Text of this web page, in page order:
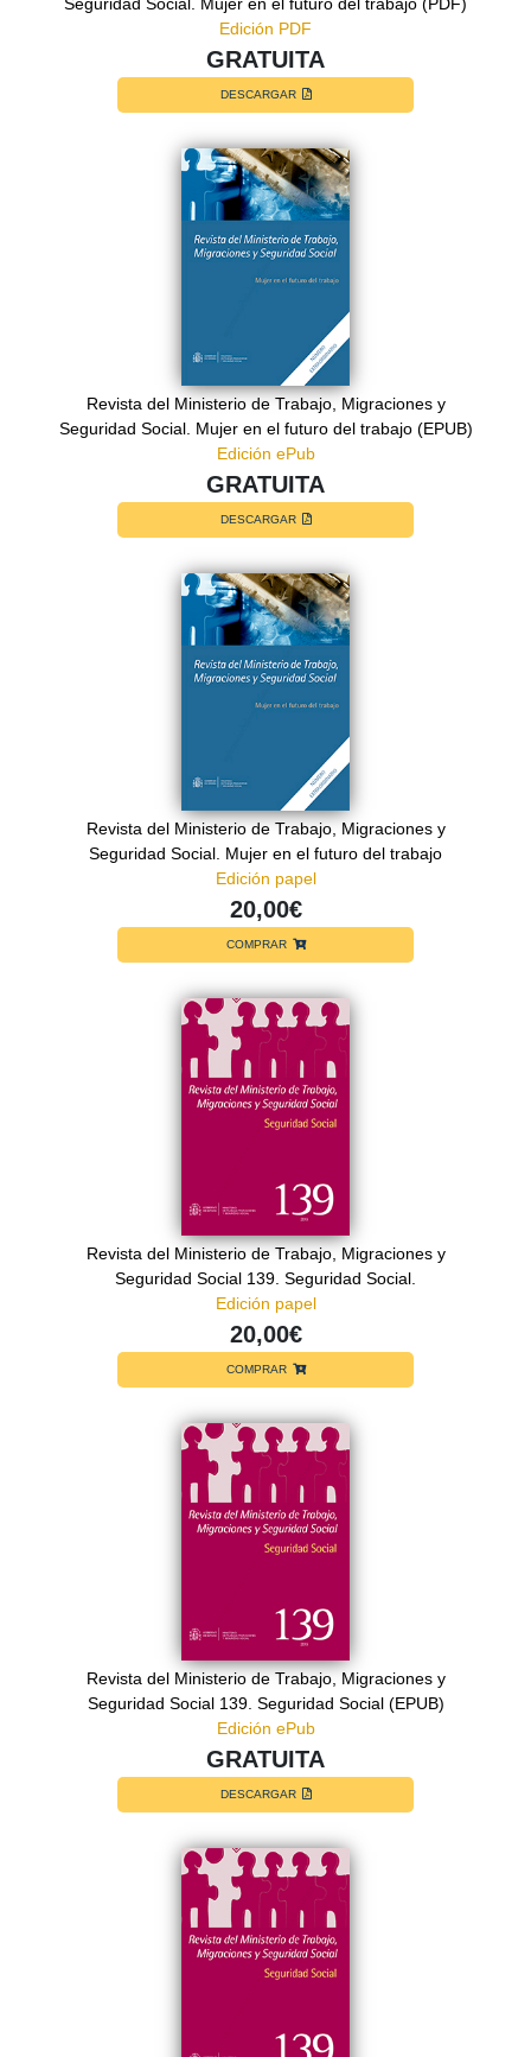
Edición PDF
GRATUITA
DESCARGAR
Revista del Ministerio de Trabajo, Migraciones y
Seguridad Social. Mujer en el futuro del trabajo (EPUB)
Edición ePub
GRATUITA
DESCARGAR
Revista del Ministerio de Trabajo, Migraciones y
Seguridad Social. Mujer en el futuro del trabajo
Edición papel
20,00€
COMPRAR
Revista del Ministerio de Trabajo, Migraciones y
Seguridad Social 139. Seguridad Social.
Edición papel
20,00€
COMPRAR
Revista del Ministerio de Trabajo, Migraciones y
Seguridad Social 139. Seguridad Social (EPUB)
Edición ePub
GRATUITA
DESCARGAR